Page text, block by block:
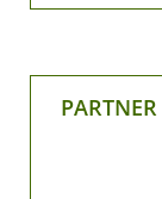
PARTNER